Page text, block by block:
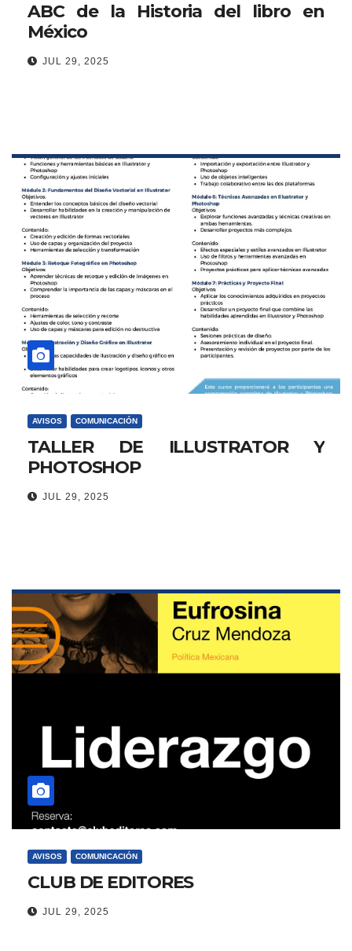
ABC de la Historia del libro en
México
JUL 29, 2025
AVISOS COMUNICACIÓN
TALLER DE ILLUSTRATOR Y
PHOTOSHOP
JUL 29, 2025
AVISOS COMUNICACIÓN
CLUB DE EDITORES
JUL 29, 2025